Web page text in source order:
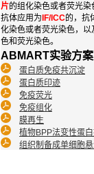
片的组化染色或者荧光染
抗体应用为 IF/ICC的，抗
化染色或者荧光染色，
色和荧光染色。
ABMART实验方
蛋白质免疫共沉淀
蛋白质印迹
免疫荧光
免疫组化
膜再生
植物BPP法变性蛋
组织制备成单细胞